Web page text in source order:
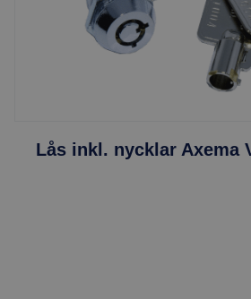
Lås inkl. nycklar Axema